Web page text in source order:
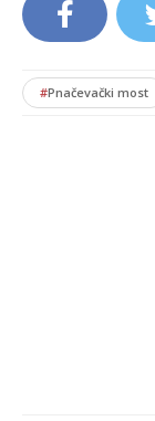
#Pnačevački most